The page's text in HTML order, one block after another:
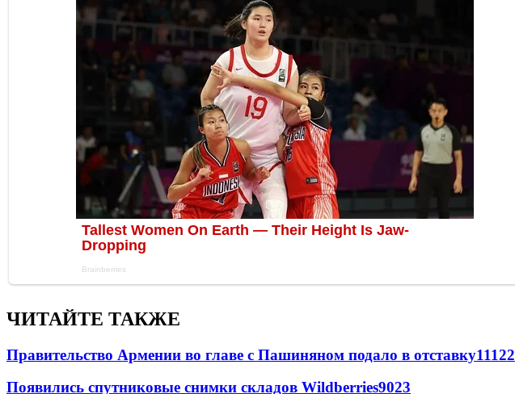
ЧИТАЙТЕ ТАКЖЕ
Правительство Армении во главе с Пашиняном подало в отставку11122
Появились спутниковые снимки складов Wildberries9023